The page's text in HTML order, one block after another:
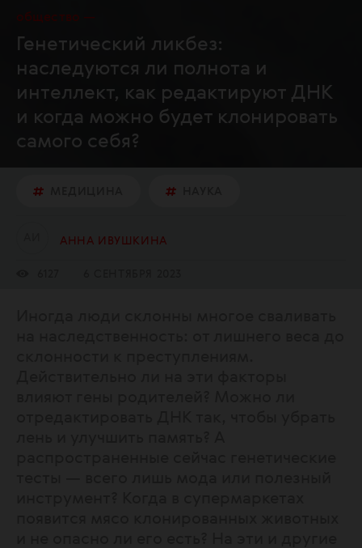
общество
Генетический ликбез:
наследуются ли полнота и
интеллект, как редактируют ДНК
и когда можно будет клонировать
самого себя?
АННА ИВУШКИНА